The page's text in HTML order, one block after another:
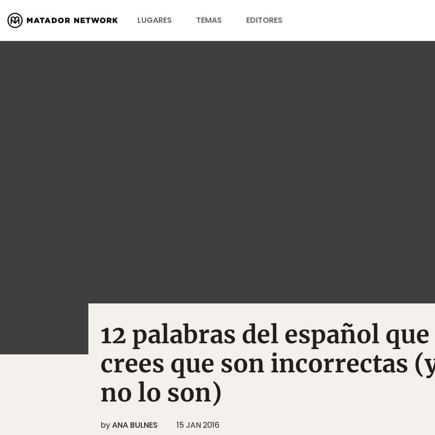
LUGARES TEMAS EDITORES
12 palabras del español que
crees que son incorrectas
no lo son)
byANA BULNES 15 JAN 2016